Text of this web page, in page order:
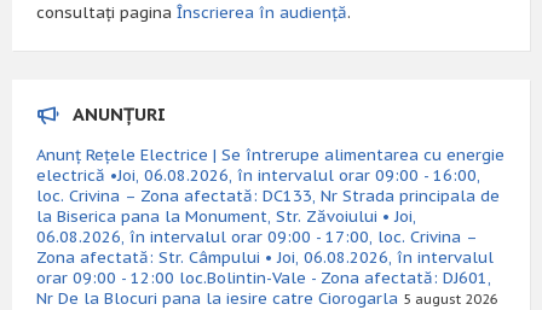
consultați pagina Înscrierea în audiență.
ANUNȚURI
Anunț Rețele Electrice | Se întrerupe alimentarea cu energie
electrică •Joi, 06.08.2026, în intervalul orar 09:00 - 16:00,
loc. Crivina – Zona afectată: DC133, Nr Strada principala de
la Biserica pana la Monument, Str. Zăvoiului • Joi,
06.08.2026, în intervalul orar 09:00 - 17:00, loc. Crivina –
Zona afectată: Str. Câmpului • Joi, 06.08.2026, în intervalul
orar 09:00 - 12:00 loc.Bolintin-Vale - Zona afectată: DJ601,
Nr De la Blocuri pana la iesire catre Ciorogarla 5 august 2026